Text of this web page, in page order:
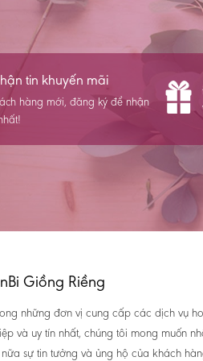
tin khuyến mãi
hàng mới, đăng ký để nhận
Giồng Riềng
những đơn vị cung cấp các dịch vụ
và uy tín nhất, chúng tôi mong muốn
sự tin tưởng và ủng hộ của khách